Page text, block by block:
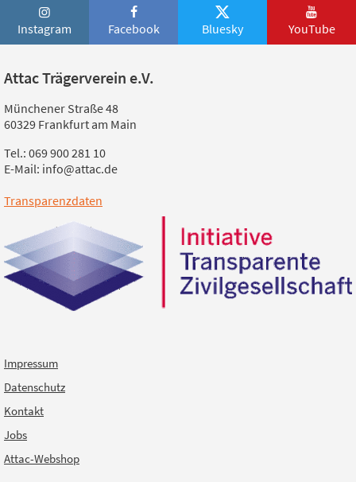
Instagram Facebook Bluesky YouTube
Attac Trägerverein e.V.
Münchener Straße 48
60329 Frankfurt am Main
Tel.: 069 900 281 10
E-Mail: info@attac.de
Transparenzdaten
Impressum
Datenschutz
Kontakt
Jobs
Attac-Webshop